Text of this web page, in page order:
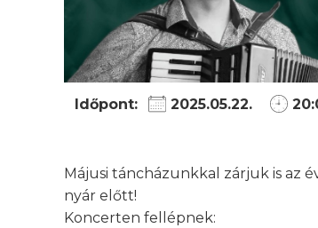
Időpont: 2025.05.22.
Májusi táncházunkkal zárjuk is az
nyár előtt!
Koncerten fellépnek: